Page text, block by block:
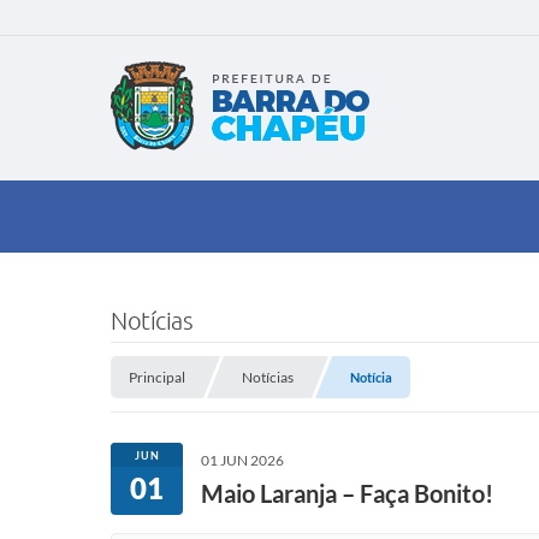
Notícias
Principal Notícias Notícia
JUN
01
01 JUN 2026
Maio Laranja – Faça Bonito!